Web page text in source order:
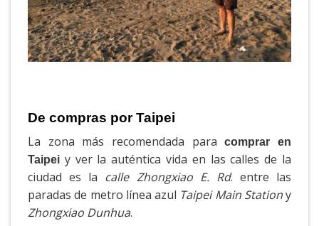
De compras por Taipei
La zona más recomendada paracomprar en
Taipei y ver la auténtica vida en las calles de la
ciudad es la calle Zhongxiao E. Rd. entre las
paradas de metro línea azul Taipei Main Stationy
Zhongxiao Dunhua.